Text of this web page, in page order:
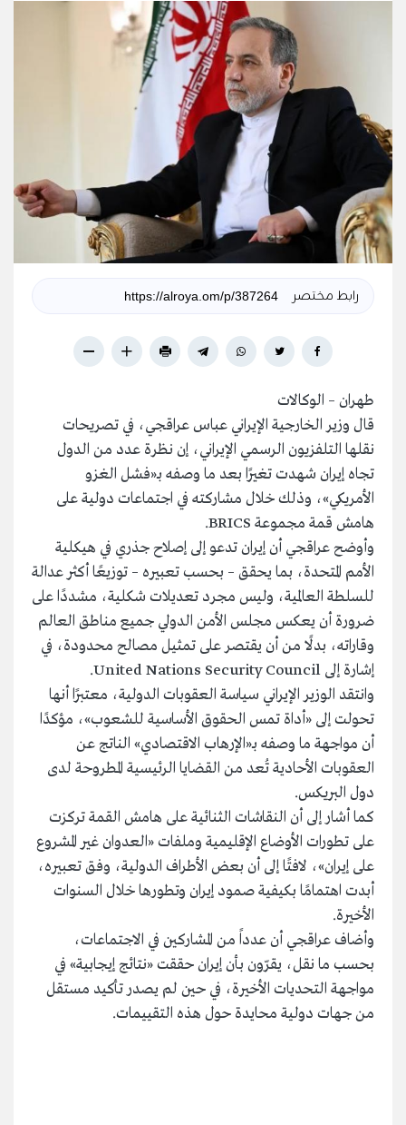
رابط مختصر
طهران – الوكالات
قال وزير الخارجية الإيراني عباس عراقجي، في تصريحات
نقلها التلفزيون الرسمي الإيراني، إن نظرة عدد من الدول
تجاه إيران شهدت تغيرًا بعد ما وصفه بـ«فشل الغزو
الأمريكي»، وذلك خلال مشاركته في اجتماعات دولية على
هامش قمة مجموعة BRICS.
وأوضح عراقجي أن إيران تدعو إلى إصلاح جذري في هيكلية
الأمم المتحدة، بما يحقق – بحسب تعبيره – توزيعًا أكثر عدالة
للسلطة العالمية، وليس مجرد تعديلات شكلية، مشددًا على
ضرورة أن يعكس مجلس الأمن الدولي جميع مناطق العالم
وقاراته، بدلًا من أن يقتصر على تمثيل مصالح محدودة، في
إشارة إلى United Nations Security Council.
وانتقد الوزير الإيراني سياسة العقوبات الدولية، معتبرًا أنها
تحولت إلى «أداة تمس الحقوق الأساسية للشعوب»، مؤكدًا
أن مواجهة ما وصفه بـ«الإرهاب الاقتصادي» الناتج عن
العقوبات الأحادية تُعد من القضايا الرئيسية المطروحة لدى
دول البريكس.
كما أشار إلى أن النقاشات الثنائية على هامش القمة تركزت
على تطورات الأوضاع الإقليمية وملفات «العدوان غير المشروع
على إيران»، لافتًا إلى أن بعض الأطراف الدولية، وفق تعبيره،
أبدت اهتمامًا بكيفية صمود إيران وتطورها خلال السنوات
الأخيرة.
وأضاف عراقجي أن عدداً من المشاركين في الاجتماعات،
بحسب ما نقل، يقرّون بأن إيران حققت «نتائج إيجابية» في
مواجهة التحديات الأخيرة، في حين لم يصدر تأكيد مستقل
من جهات دولية محايدة حول هذه التقييمات.